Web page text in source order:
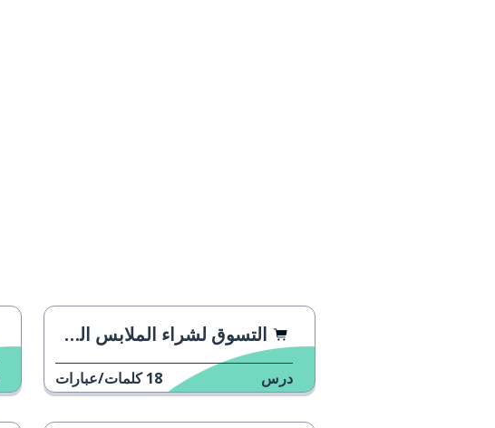
queremos نريد
la seguridad أمان
التسوق لشراء الملابس الجزء الثاني
درس 18 كلمات/عبارات